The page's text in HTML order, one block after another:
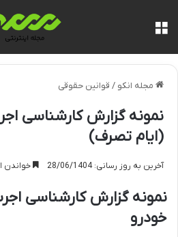
مجله انکو / قوانین حقوقی
نمونه گزارش کارشناسی
(ایام تصرف)
آخرین به روز رسانی: 28/06/1404 خواندن این مطلب
نمونه گزارش کارشناسی
خودرو